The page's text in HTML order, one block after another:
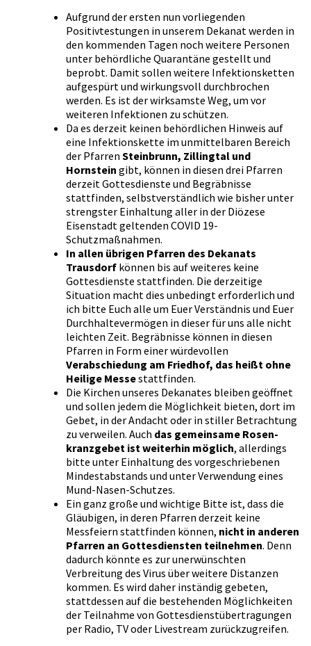
Aufgrund der ersten nun vorliegenden
Positivtestungen in unserem Dekanat werden in
den kommenden Tagen noch weitere Personen
unter behördliche Quarantäne gestellt und
beprobt. Damit sollen weitere Infektionsketten
aufgespürt und wirkungsvoll durchbrochen
werden. Es ist der wirksamste Weg, um vor
weiteren Infektionen zu schützen.
Da es derzeit keinen behördlichen Hinweis auf
eine Infektionskette im unmittelbaren Bereich
der Pfarren Steinbrunn, Zillingtal und
Hornstein gibt, können in diesen drei Pfarren
derzeit Gottesdienste und Begräbnisse
stattfinden, selbstverständlich wie bisher unter
strengster Einhaltung aller in der Diözese
Eisenstadt geltenden COVID 19-
Schutzmaßnahmen.
In allen übrigen Pfarren des Dekanats
Trausdorf können bis auf weiteres keine
Gottesdienste stattfinden. Die derzeitige
Situation macht dies unbedingt erforderlich und
ich bitte Euch alle um Euer Verständnis und Euer
Durchhaltevermögen in dieser für uns alle nicht
leichten Zeit. Begräbnisse können in diesen
Pfarren in Form einer würdevollen
Verabschiedung am Friedhof, das heißt ohne
Heilige Messestattfinden.
Die Kirchen unseres Dekanates bleiben geöffnet
und sollen jedem die Möglichkeit bieten, dort im
Gebet, in der Andacht oder in stiller Betrachtung
zu verweilen. Auch das gemeinsame Rosen-
kranzgebet ist weiterhin möglich, allerdings
bitte unter Einhaltung des vorgeschriebenen
Mindestabstands und unter Verwendung eines
Mund-Nasen-Schutzes.
Ein ganz große und wichtige Bitte ist, dass die
Gläubigen, in deren Pfarren derzeit keine
Messfeiern stattfinden können, nicht in anderen
Pfarren an Gottesdiensten teilnehmen. Denn
dadurch könnte es zur unerwünschten
Verbreitung des Virus über weitere Distanzen
kommen. Es wird daher inständig gebeten,
stattdessen auf die bestehenden Möglichkeiten
der Teilnahme von Gottesdienstübertragungen
per Radio, TV oder Livestream zurückzugreifen.